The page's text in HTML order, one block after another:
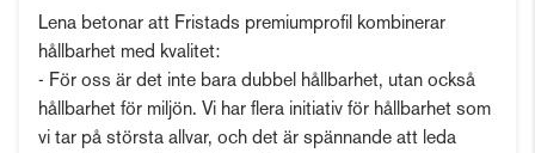
Lena betonar att Fristads premiumprofil kombinerar
hållbarhet med kvalitet:
- För oss är det inte bara dubbel hållbarhet, utan också
hållbarhet för miljön. Vi har flera initiativ för hållbarhet som
vi tar på största allvar, och det är spännande att leda